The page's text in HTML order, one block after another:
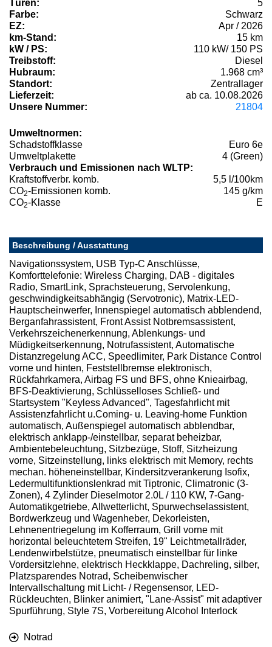
Türen:
5
Farbe:
Schwarz
EZ:
Apr / 2026
km-Stand:
15 km
kW / PS:
110 kW/ 150 PS
Treibstoff:
Diesel
Hubraum:
1.968 cm³
Standort:
Zentrallager
Lieferzeit:
ab ca. 10.08.2026
Unsere Nummer:
21804
Umweltnormen:
Schadstoffklasse
Euro 6e
Umweltplakette
4 (Green)
Verbrauch und Emissionen nach WLTP:
Kraftstoffverbr. komb.
5,5 l/100km
CO2-Emissionen komb.
145 g/km
CO2-Klasse E
Beschreibung / Ausstattung
Navigationssystem, USB Typ-C Anschlüsse,
Komforttelefonie: Wireless Charging, DAB - digitales
Radio, SmartLink, Sprachsteuerung, Servolenkung,
geschwindigkeitsabhängig (Servotronic), Matrix-LED-
Hauptscheinwerfer, Innenspiegel automatisch abblendend,
Berganfahrassistent, Front Assist Notbremsassistent,
Verkehrszeichenerkennung, Ablenkungs- und
Müdigkeitserkennung, Notrufassistent, Automatische
Distanzregelung ACC, Speedlimiter, Park Distance Control
vorne und hinten, Feststellbremse elektronisch,
Rückfahrkamera, Airbag FS und BFS, ohne Knieairbag,
BFS-Deaktivierung, Schlüsselloses Schließ- und
Startsystem "Keyless Advanced", Tagesfahrlicht mit
Assistenzfahrlicht u.Coming- u. Leaving-home Funktion
automatisch, Außenspiegel automatisch abblendbar,
elektrisch anklapp-/einstellbar, separat beheizbar,
Ambientebeleuchtung, Sitzbezüge, Stoff, Sitzheizung
vorne, Sitzeinstellung, links elektrisch mit Memory, rechts
mechan. höheneinstellbar, Kindersitzverankerung Isofix,
Ledermultifunktionslenkrad mit Tiptronic, Climatronic (3-
Zonen), 4 Zylinder Dieselmotor 2.0L / 110 KW, 7-Gang-
Automatikgetriebe, Allwetterlicht, Spurwechselassistent,
Bordwerkzeug und Wagenheber, Dekorleisten,
Lehnenentriegelung im Kofferraum, Grill vorne mit
horizontal beleuchtetem Streifen, 19" Leichtmetallräder,
Lendenwirbelstütze, pneumatisch einstellbar für linke
Vordersitzlehne, elektrisch Heckklappe, Dachreling, silber,
Platzsparendes Notrad, Scheibenwischer
Intervallschaltung mit Licht- / Regensensor, LED-
Rückleuchten, Blinker animiert, "Lane-Assist" mit adaptiver
Spurführung, Style 7S, Vorbereitung Alcohol Interlock
Notrad